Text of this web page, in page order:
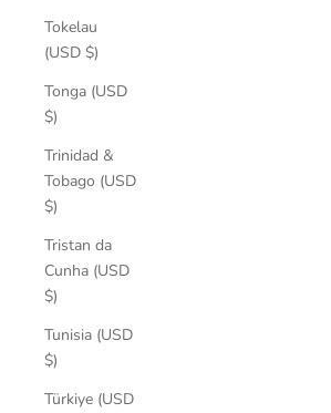
Tokelau
(USD $)
Tonga (USD
$)
Trinidad &
Tobago (USD
$)
Tristan da
Cunha (USD
$)
Tunisia (USD
$)
Türkiye (USD